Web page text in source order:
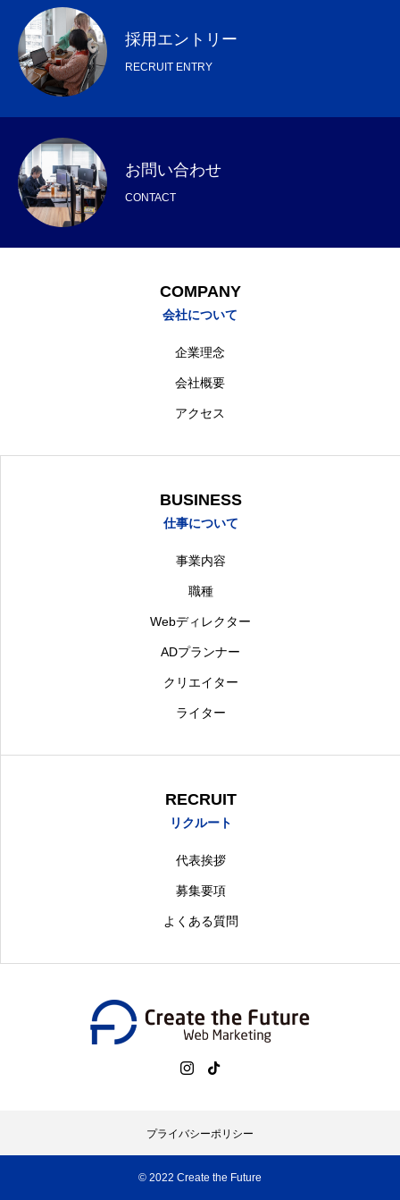
採用エントリー
RECRUIT ENTRY
お問い合わせ
CONTACT
COMPANY
会社について
企業理念
会社概要
アクセス
BUSINESS
仕事について
事業内容
職種
Webディレクター
ADプランナー
クリエイター
ライター
RECRUIT
リクルート
代表挨拶
募集要項
よくある質問
プライバシーポリシー
© 2022 Create the Future